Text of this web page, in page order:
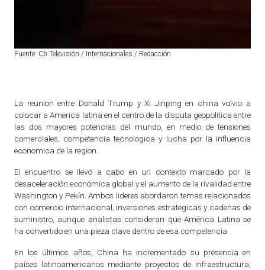
Fuente: Cb Televisión / Internacionales / Redacción
La reunion entre Donald Trump y Xi Jinping en china volvio a
colocar a America latina en el centro de la disputa geopolitica entre
las dos mayores potencias del mundo, en medio de tensiones
comerciales, competencia tecnologica y lucha por la influencia
economica de la region.
El encuentro se llevó a cabo en un contexto marcado por la
desaceleración económica global y el aumento de la rivalidad entre
Washington y Pekín. Ambos lideres abordaron temas relacionados
con comercio internacional, inversiones estrategicas y cadenas de
suministro, aunque analistas consideran que América Latina se
ha convertido en una pieza clave dentro de esa competencia.
En los últimos años, China ha incrementado su presencia en
países latinoamericanos mediante proyectos de infraestructura,